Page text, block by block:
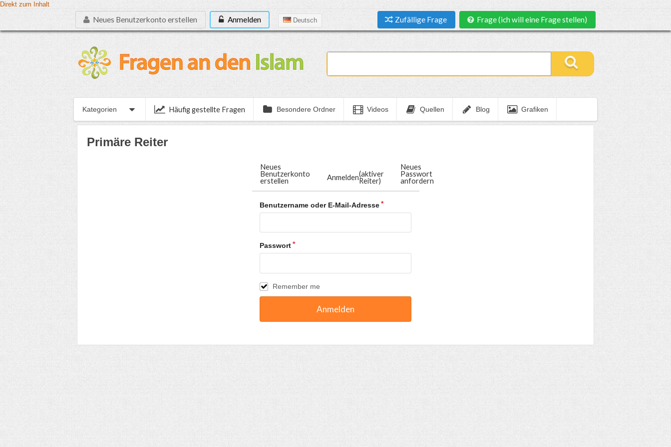
Direkt zum Inhalt
Neues Benutzerkonto erstellen Anmelden Deutsch Zufällige Frage Frage (ich will eine Frage stellen)
Kategorien Häufig gestellte Fragen Besondere Ordner Videos Quellen Blog Grafiken
Primäre Reiter
Neues
Benutzerkonto
erstellen Anmelden(aktiver
Reiter)
Neues
Passwort
anfordern
Benutzername oder E-Mail-Adresse
Passwort
Remember me